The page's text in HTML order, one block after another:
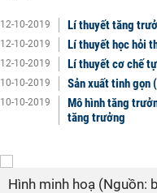
12-10-2019 Lí thuyết tăng
12-10-2019 Lí thuyết học hỏi
12-10-2019 Lí thuyết cơ chế
10-10-2019 Sản xuất tinh gọn
10-10-2019
Mô hình tăng
tăng trưởng
Hình minh hoạ (Nguồn: